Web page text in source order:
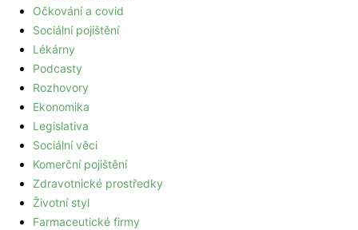
Očkování a covid
Sociální pojištění
Lékárny
Podcasty
Rozhovory
Ekonomika
Legislativa
Sociální věci
Komerční pojištění
Zdravotnické prostředky
Životní styl
Farmaceutické firmy